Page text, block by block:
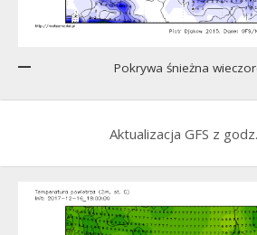
Pokrywa śnieżna
Aktualizacja GFS z